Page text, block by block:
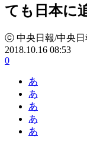
ても日本に
ⓒ 中央日報/中央日
2018.10.16 08:53
0
あ
あ
あ
あ
あ